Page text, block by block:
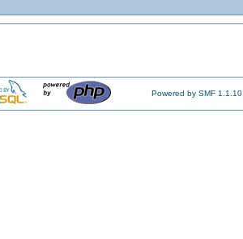
Powered by SMF 1.1.10